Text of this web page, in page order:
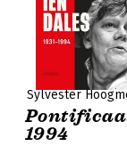
Sylvester
Pontificaal
1994